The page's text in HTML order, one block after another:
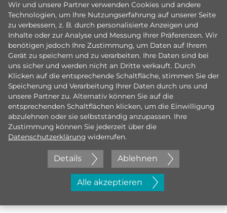
Jetzt initiativ bewerben
Wir und unsere Partner verwenden Cookies und andere
Technologien, um Ihre Nutzungserfahrung auf unserer Seite
zu verbessern, z. B. durch personalisierte Anzeigen und
Inhalte oder zur Analyse und Messung Ihrer Präferenzen. Wir
benötigen jedoch Ihre Zustimmung, um Daten auf Ihrem
Gerät zu speichern und zu verarbeiten. Ihre Daten sind bei
uns sicher und werden nicht an Dritte verkauft. Durch
Klicken auf die entsprechende Schaltfläche, stimmen Sie der
Speicherung und Verarbeitung Ihrer Daten durch uns und
unsere Partner zu. Alternativ können Sie auf die
entsprechenden Schaltflächen klicken, um die Einwilligung
abzulehnen oder sie selbstständig anzupassen. Ihre
Zustimmung können Sie jederzeit über die
Datenschutzerklärung widerrufen.
Details Ablehnen
Alle akzeptieren